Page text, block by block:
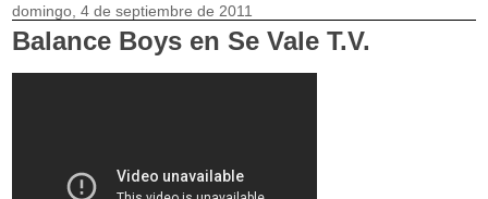
domingo, 4 de septiembre de 2011
Balance Boys en Se Vale T.V.